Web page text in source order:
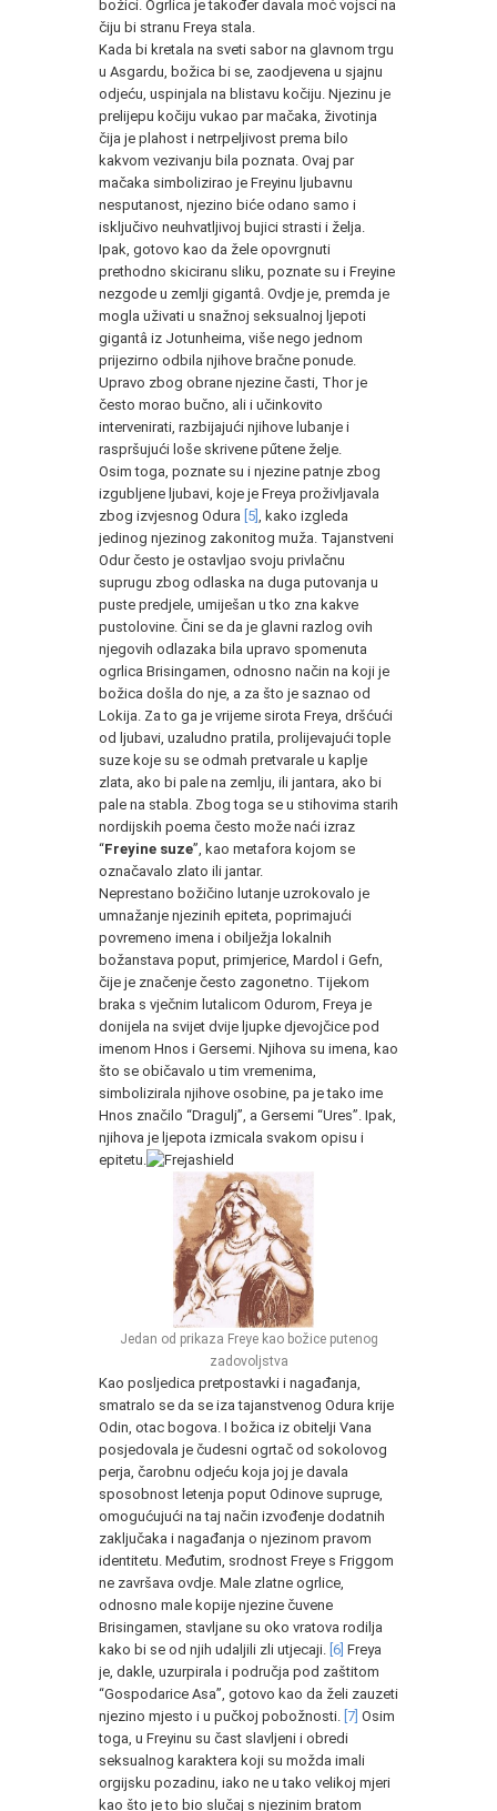
božici. Ogrlica je također davala moć vojsci na
čiju bi stranu Freya stala.
Kada bi kretala na sveti sabor na glavnom trgu
u Asgardu, božica bi se, zaodjevena u sjajnu
odjeću, uspinjala na blistavu kočiju. Njezinu je
prelijepu kočiju vukao par mačaka, životinja
čija je plahost i netrpeljivost prema bilo
kakvom vezivanju bila poznata. Ovaj par
mačaka simbolizirao je Freyinu ljubavnu
nesputanost, njezino biće odano samo i
isključivo neuhvatljivoj bujici strasti i želja.
Ipak, gotovo kao da žele opovrgnuti
prethodno skiciranu sliku, poznate su i Freyine
nezgode u zemlji gigantâ. Ovdje je, premda je
mogla uživati u snažnoj seksualnoj ljepoti
gigantâ iz Jotunheima, više nego jednom
prijezirno odbila njihove bračne ponude.
Upravo zbog obrane njezine časti, Thor je
često morao bučno, ali i učinkovito
intervenirati, razbijajući njihove lubanje i
raspršujući loše skrivene pűtene želje.
Osim toga, poznate su i njezine patnje zbog
izgubljene ljubavi, koje je Freya proživljavala
zbog izvjesnog Odura [5] , kako izgleda
jedinog njezinog zakonitog muža. Tajanstveni
Odur često je ostavljao svoju privlačnu
suprugu zbog odlaska na duga putovanja u
puste predjele, umiješan u tko zna kakve
pustolovine. Čini se da je glavni razlog ovih
njegovih odlazaka bila upravo spomenuta
ogrlica Brisingamen, odnosno način na koji je
božica došla do nje, a za što je saznao od
Lokija. Za to ga je vrijeme sirota Freya, dršćući
od ljubavi, uzaludno pratila, prolijevajući tople
suze koje su se odmah pretvarale u kaplje
zlata, ako bi pale na zemlju, ili jantara, ako bi
pale na stabla. Zbog toga se u stihovima starih
nordijskih poema često može naći izraz
“Freyine suze”, kao metafora kojom se
označavalo zlato ili jantar.
Neprestano božičino lutanje uzrokovalo je
umnažanje njezinih epiteta, poprimajući
povremeno imena i obilježja lokalnih
božanstava poput, primjerice, Mardol i Gefn,
čije je značenje često zagonetno. Tijekom
braka s vječnim lutalicom Odurom, Freya je
donijela na svijet dvije ljupke djevojčice pod
imenom Hnos i Gersemi. Njihova su imena, kao
što se običavalo u tim vremenima,
simbolizirala njihove osobine, pa je tako ime
Hnos značilo “Dragulj”, a Gersemi “Ures”. Ipak,
njihova je ljepota izmicala svakom opisu i
epitetu.
Jedan od prikaza Freye kao božice putenog
zadovoljstva
Kao posljedica pretpostavki i nagađanja,
smatralo se da se iza tajanstvenog Odura krije
Odin, otac bogova. I božica iz obitelji Vana
posjedovala je čudesni ogrtač od sokolovog
perja, čarobnu odjeću koja joj je davala
sposobnost letenja poput Odinove supruge,
omogućujući na taj način izvođenje dodatnih
zaključaka i nagađanja o njezinom pravom
identitetu. Međutim, srodnost Freye s Friggom
ne završava ovdje. Male zlatne ogrlice,
odnosno male kopije njezine čuvene
Brisingamen, stavljane su oko vratova rodilja
kako bi se od njih udaljili zli utjecaji. [6] Freya
je, dakle, uzurpirala i područja pod zaštitom
“Gospodarice Asa”, gotovo kao da želi zauzeti
njezino mjesto i u pučkoj pobožnosti. [7] Osim
toga, u Freyinu su čast slavljeni i obredi
seksualnog karaktera koji su možda imali
orgijsku pozadinu, iako ne u tako velikoj mjeri
kao što je to bio slučaj s njezinim bratom